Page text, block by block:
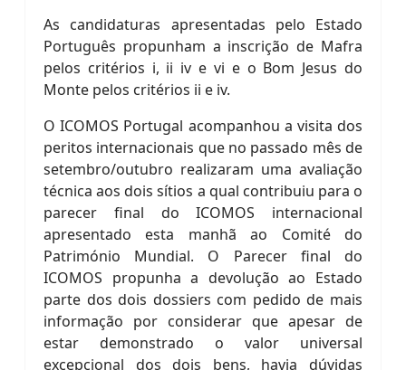
As candidaturas apresentadas pelo Estado
Português propunham a inscrição de Mafra
pelos critérios i, ii iv e vi e o Bom Jesus do
Monte pelos critérios ii e iv.
O ICOMOS Portugal acompanhou a visita dos
peritos internacionais que no passado mês de
setembro/outubro realizaram uma avaliação
técnica aos dois sítios a qual contribuiu para o
parecer final do ICOMOS internacional
apresentado esta manhã ao Comité do
Património Mundial. O Parecer final do
ICOMOS propunha a devolução ao Estado
parte dos dois dossiers com pedido de mais
informação por considerar que apesar de
estar demonstrado o valor universal
excepcional dos dois bens, havia dúvidas